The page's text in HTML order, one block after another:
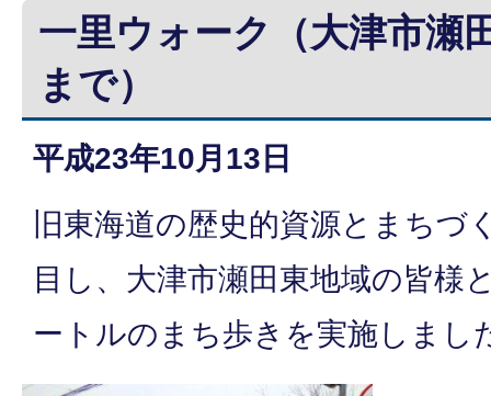
一里ウォーク（大津市瀬
まで）
平成23年10月13日
旧東海道の歴史的資源とまちづ
目し、大津市瀬田東地域の皆様
ートルのまち歩きを実施しまし